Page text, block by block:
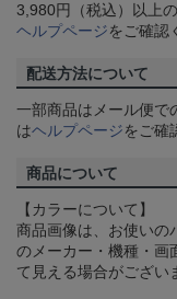
3,980円（税込）以上
ヘルプページをご確認
配送方法について
一部商品はメール便で
はヘルプページをご確
商品について
【カラーについて】
商品画像は、お使いの
のメーカー・機種・画
て見える場合がござい